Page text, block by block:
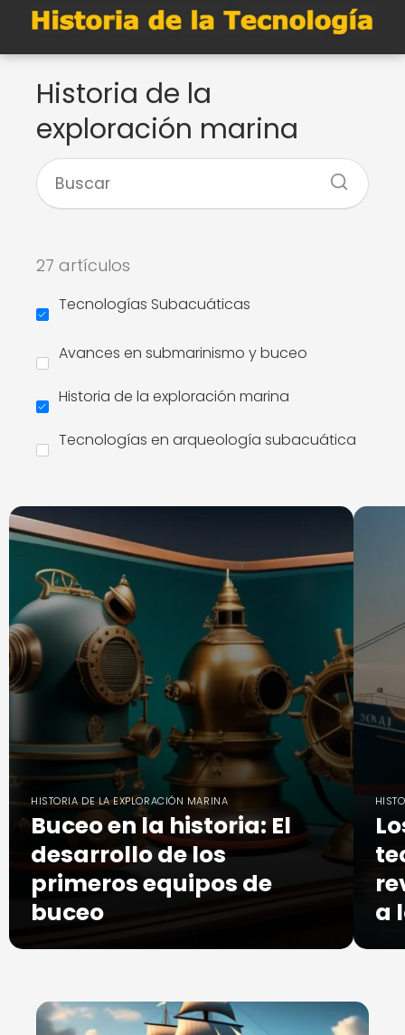
Historia de la
exploración marina
27 artículos
Tecnologías Subacuáticas
Avances en submarinismo y buceo
Historia de la exploración marina
Tecnologías en arqueología subacuática
HISTORIA DE LA EXPLORACIÓN MARINA
Buceo en la historia: El
desarrollo de los
primeros equipos de
buceo
a